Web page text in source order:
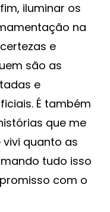
iluminar os
na
e
são as
e
É também
que me
quanto as
tudo isso
com o